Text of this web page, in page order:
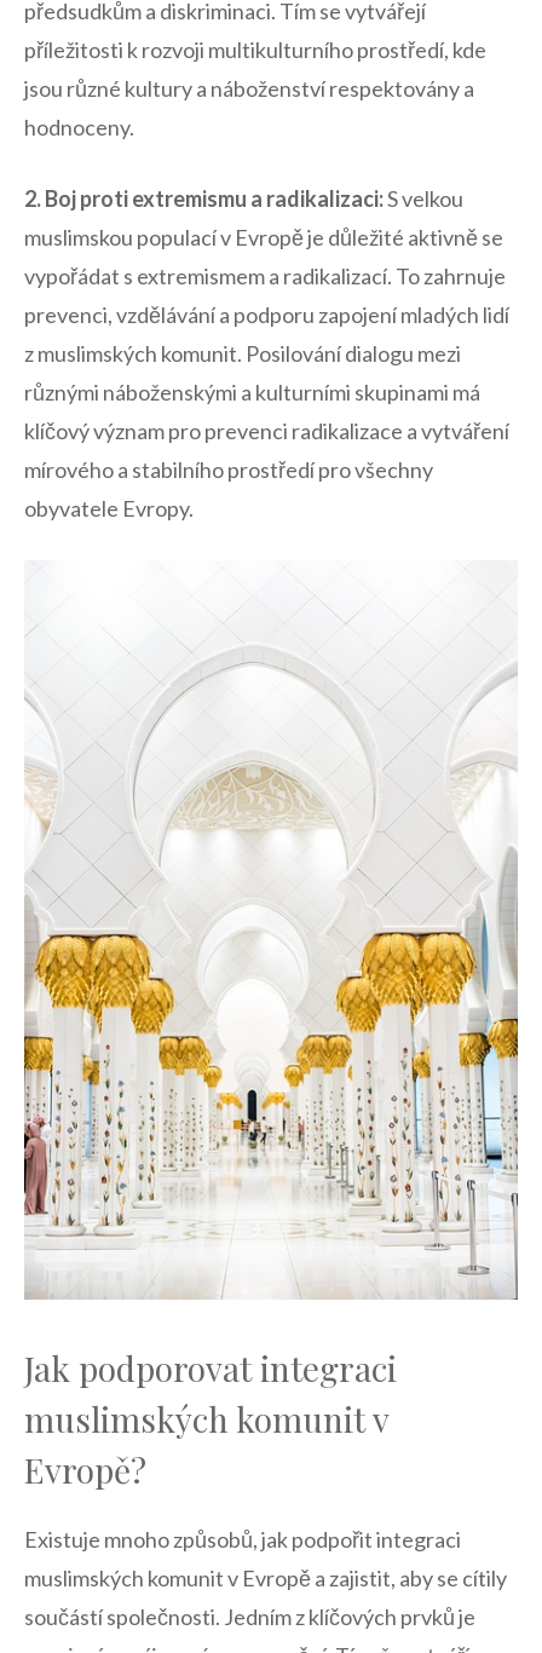
předsudkům a diskriminaci. Tím se vytvářejí
příležitosti k ⁤rozvoji ​multikulturního ⁤prostředí, kde
jsou různé ‍kultury a náboženství respektovány a
hodnoceny.
2. Boj proti extremismu ⁢a radikalizaci:S velkou⁤
muslimskou populací v Evropě je důležité ⁤aktivně se‌
vypořádat s⁢ extremismem a radikalizací. To zahrnuje
prevenci, vzdělávání a podporu zapojení mladých⁢ lidí
z muslimských‍ komunit. Posilování dialogu mezi⁣
různými náboženskými a kulturními ​skupinami má
klíčový význam pro prevenci radikalizace a vytváření⁣
mírového a stabilního prostředí pro ⁢všechny
obyvatele ⁤Evropy.
Jak ⁤podporovat integraci
muslimských komunit ‍v
Evropě?
Existuje mnoho‌ způsobů, jak podpořit integraci
‌muslimských​ komunit v Evropě⁤ a​ zajistit, aby se⁣ cítily
součástí společnosti. Jedním z ⁢klíčových prvků je